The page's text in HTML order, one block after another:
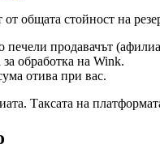
общата стойност на
продавачът
обработка на Wink.
отива при вас.
Таксата на